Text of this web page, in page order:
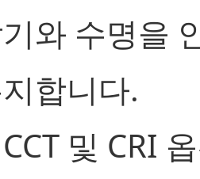
와 수명을
합니다.
및 CRI